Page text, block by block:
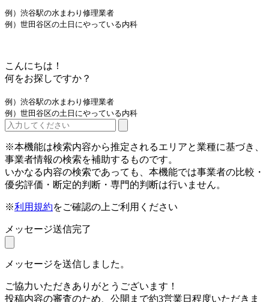
例）渋谷駅の水まわり修理業者
例）世田谷区の土日にやっている内科
こんにちは！
何をお探しですか？
例）渋谷駅の水まわり修理業者
例）世田谷区の土日にやっている内科
※本機能は検索内容から推定されるエリアと業種に基づき、
事業者情報の検索を補助するものです。
いかなる内容の検索であっても、本機能では事業者の比較・
優劣評価・断定的判断・専門的判断は行いません。
※利用規約をご確認の上ご利用ください
メッセージ送信完了
メッセージを送信しました。
ご協力いただきありがとうございます！
投稿内容の審査のため、公開まで約3営業日程度いただきま